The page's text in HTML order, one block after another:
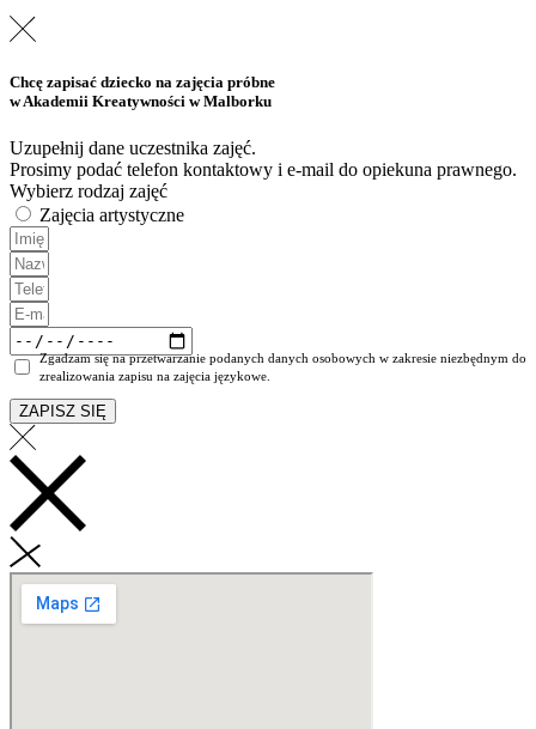
Chcę zapisać dziecko na zajęcia próbne
w Akademii Kreatywności w Malborku
Uzupełnij dane uczestnika zajęć.
Prosimy podać telefon kontaktowy i e-mail do opiekuna prawnego.
Wybierz rodzaj zajęć
Zajęcia artystyczne
Zgadzam się na przetwarzanie podanych danych osobowych w zakresie niezbędnym do
zrealizowania zapisu na zajęcia językowe.
ZAPISZ SIĘ